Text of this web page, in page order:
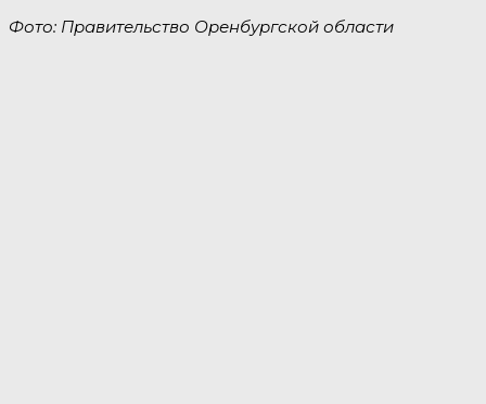
Фото: Правительство Оренбургской области